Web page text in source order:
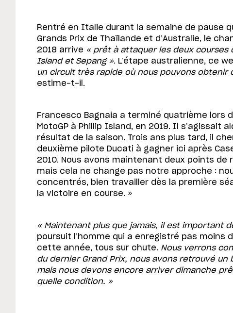
Rentré en Italie durant la semaine de pause
Grands Prix de Thaïlande et d’Australie, le
2018 arrive « prêt à attaquer les deux courses
Island et Sepang ». L’étape australienne, ce
un circuit très rapide où nous pouvons obtenir
estime-t-il.
Francesco Bagnaia a terminé quatrième lors
MotoGP à Phillip Island, en 2019. Il s’agissait
résultat de la saison. Trois ans plus tard, il
deuxième pilote Ducati à gagner ici après
2010. Nous avons maintenant deux points de
mais cela ne change pas notre approche :
concentrés, bien travailler dès la première
la victoire en course. »
« Maintenant plus que jamais, il est important
poursuit l’homme qui a enregistré pas moins
cette année, tous sur chute. Nous verrons
du dernier Grand Prix, nous avons retrouvé un
mais nous devons encore arriver dimanche
quelle condition. »